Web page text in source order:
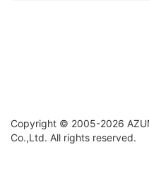
Copyright © 2005-2026
Co.,Ltd. All rights reserved.